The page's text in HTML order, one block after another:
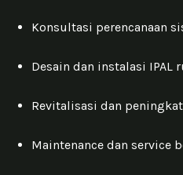
Konsultasi perencanaan
Desain dan instalasi
Revitalisasi dan
Maintenance dan service